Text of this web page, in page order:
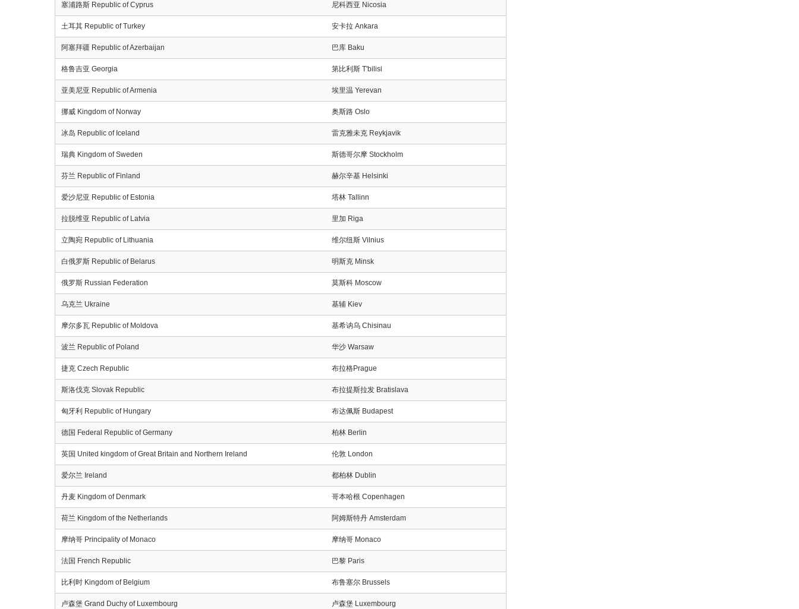
塞浦路斯 Republic of Cyprus 尼科西亚 Nicosia
土耳其 Republic of Turkey 安卡拉 Ankara
阿塞拜疆 Republic of Azerbaijan 巴库 Baku
格鲁吉亚 Georgia 第比利斯 T'bilisi
亚美尼亚 Republic of Armenia 埃里温 Yerevan
挪威 Kingdom of Norway 奥斯路 Oslo
冰岛 Republic of Iceland 雷克雅未克 Reykjavik
瑞典 Kingdom of Sweden 斯德哥尔摩 Stockholm
芬兰 Republic of Finland 赫尔辛基 Helsinki
爱沙尼亚 Republic of Estonia 塔林 Tallinn
拉脱维亚 Republic of Latvia 里加 Riga
立陶宛 Republic of Lithuania 维尔纽斯 Vilnius
白俄罗斯 Republic of Belarus 明斯克 Minsk
俄罗斯 Russian Federation 莫斯科 Moscow
乌克兰 Ukraine 基辅 Kiev
摩尔多瓦 Republic of Moldova 基希讷乌 Chisinau
波兰 Republic of Poland 华沙 Warsaw
捷克 Czech Republic 布拉格Prague
斯洛伐克 Slovak Republic 布拉提斯拉发 Bratislava
匈牙利 Republic of Hungary 布达佩斯 Budapest
德国 Federal Republic of Germany 柏林 Berlin
英国 United kingdom of Great Britain and Northern Ireland 伦敦 London
爱尔兰 Ireland 都柏林 Dublin
丹麦 Kingdom of Denmark 哥本哈根 Copenhagen
荷兰 Kingdom of the Netherlands 阿姆斯特丹 Amsterdam
摩纳哥 Principality of Monaco 摩纳哥 Monaco
法国 French Republic 巴黎 Paris
比利时 Kingdom of Belgium 布鲁塞尔 Brussels
卢森堡 Grand Duchy of Luxembourg 卢森堡 Luxembourg